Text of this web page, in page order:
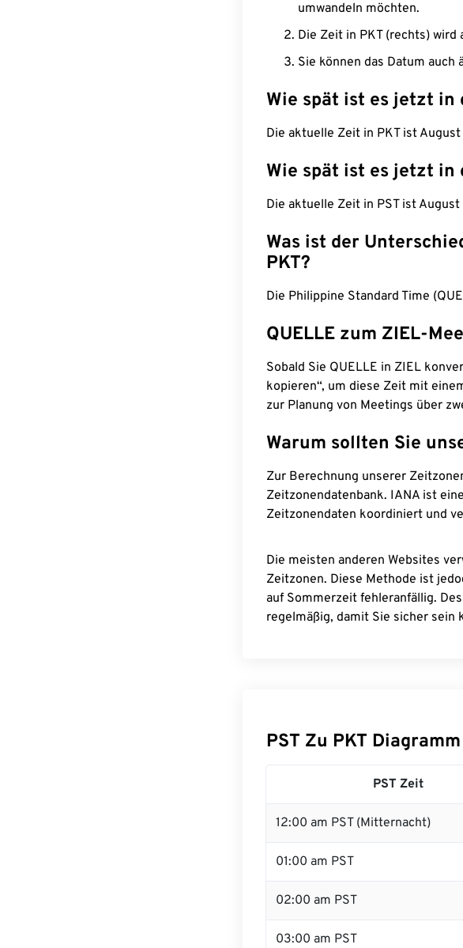
umwandeln möchten.
Die Zeit in PKT (rechts)
Sie können das Datum
Wie spät ist es jetzt in
Die aktuelle Zeit in PKT ist
Wie spät ist es jetzt in
Die aktuelle Zeit in PST ist
Was ist der
PKT?
Die Philippine Standard Time
QUELLE zum ZIEL-
Sobald Sie QUELLE in ZIEL
kopieren“, um diese Zeit mit
zur Planung von Meetings über
Warum sollten Sie
Zur Berechnung unserer
Zeitzonendatenbank. IANA ist
Zeitzonendaten koordiniert und
Die meisten anderen Websites
Zeitzonen. Diese Methode ist
auf Sommerzeit fehleranfällig.
regelmäßig, damit Sie sicher sein
PST Zu PKT Diagramm
PST Zeit
12:00 am PST (Mitternacht)
01:00 am PST
02:00 am PST
03:00 am PST